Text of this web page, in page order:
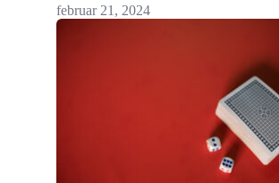
februar 21, 2024